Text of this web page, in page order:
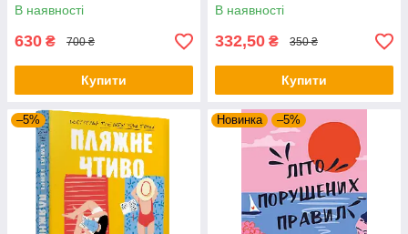
В наявності
630 ₴ 700 ₴
Купити
В наявності
332,50 ₴ 350 ₴
Купити
–5% Новинка –5%